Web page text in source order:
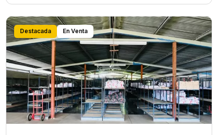
Destacada En Venta